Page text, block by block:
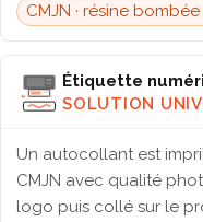
CMJN · résine
Étiquette
SOLUTION
Un autocollant est
CMJN avec qualité
logo puis collé sur le